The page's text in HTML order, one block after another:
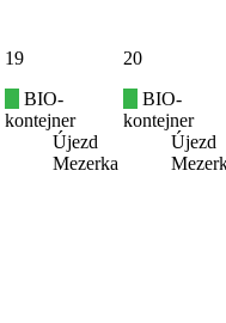
19
BIO-
kontejner
Újezd
Mezerka
20
BIO-
kontejner
Újezd